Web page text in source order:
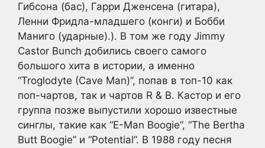
Гибсона (бас), Гарри Дженсена (гитара),
Ленни Фридла-младшего (конги) и Бобби
Маниго (ударные).). В том же году Jimmy
Castor Bunch добились своего самого
большого хита в истории, а именно
“Troglodyte (Cave Man)”, попав в топ-10 как
поп-чартов, так и чартов R & B. Кастор и его
группа позже выпустили хорошо известные
синглы, такие как “E-Man Boogie”, “The Bertha
Butt Boogie” и “Potential”. В 1988 году песня